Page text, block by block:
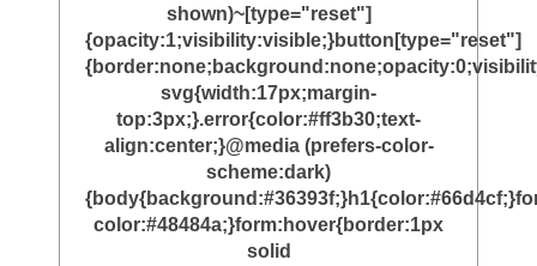
shown)~[type="reset"]
{opacity:1;visibility:visible;}button[type="reset"]
svg{width:17px;margin-
top:3px;}.error{color:#ff3b30;text-
align:center;}@media (prefers-color-
scheme:dark)
color:#48484a;}form:hover{border:1px
solid